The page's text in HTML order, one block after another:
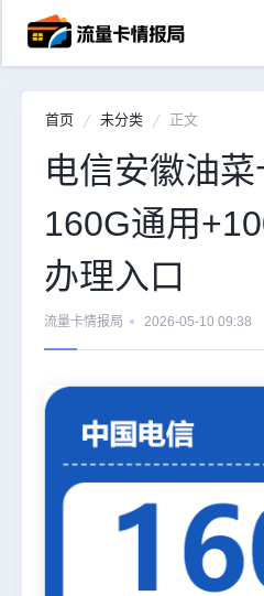
中国
中国
全国
首页 未分类 正文
电信安徽油
160G通用
办理入口
流量卡情报局 2026-05-10 09:38